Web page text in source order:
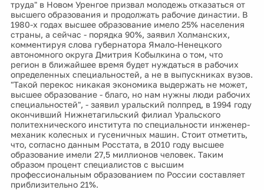
труда" в Новом Уренгое призвал молодежь отказаться от
высшего образования и продолжать рабочие династии. В
1980-х годах высшее образование имело 25% населения
страны, а сейчас - порядка 90%, заявил Холманских,
комментируя слова губернатора Ямало-Ненецкого
автономного округа Дмитрия Кобылкина о том, что
регион в ближайшее время будет нуждаться в рабочих
определенных специальностей, а не в выпускниках вузов.
"Такой перекос никакая экономика выдержать не может,
высшее образование - благо, но нам нужны люди рабочих
специальностей", - заявил уральский полпред, в 1994 году
окончивший Нижнетагильский филиал Уральского
политехнического института по специальности инженер-
механик колесных и гусеничных машин. Стоит отметить,
что, согласно данным Росстата, в 2010 году высшее
образование имели 27,5 миллионов человек. Таким
образом процент специалистов с высшим
профессиональным образованием по России составляет
приблизительно 21%.